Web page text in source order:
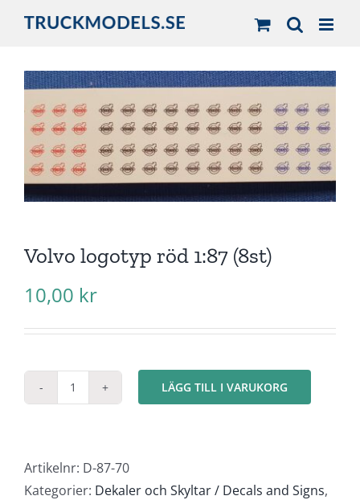
Volvo logotyp röd 1:87 (8st)
10,00 kr
Volvo
1:87
(8st)
LÄGG TILL I VARUKORG
Artikelnr: D-87-70
Kategorier: Dekaler och Skyltar / Decals and Signs,